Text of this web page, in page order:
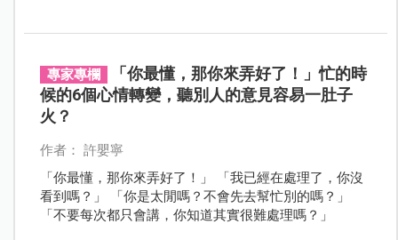
專家專欄
「你最懂，那你來弄好了！」忙的時
候的6個心情轉變，聽別人的意見容易一肚子
火？
作者： 許嬰寧
「你最懂，那你來弄好了！」 「我已經在處理了，你沒
看到嗎？」 「你是太閒嗎？不會先去幫忙別的嗎？」
「不要每次都只會講，你知道其實很難處理嗎？」